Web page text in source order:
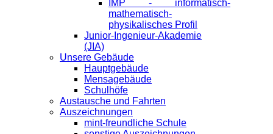
IMP - informatisch-
mathematisch-
physikalisches Profil
Junior-Ingenieur-Akademie
(JIA)
Unsere Gebäude
Hauptgebäude
Mensagebäude
Schulhöfe
Austausche und Fahrten
Auszeichnungen
mint-freundliche Schule